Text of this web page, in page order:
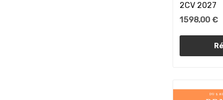
2CV 2027
1 598,00 €